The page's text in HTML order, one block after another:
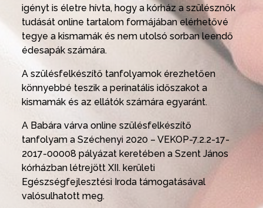
igényt is életre hívta, hogy a kórház a szülésznők
tudását online tartalom formájában elérhetővé
tegye a kismamák és nem utolsó sorban leendő
édesapák számára.
A szülésfelkészítő tanfolyamok érezhetően
könnyebbé teszik a perinatális időszakot a
kismamák és az ellátók számára egyaránt.
A Babára várva online szülésfelkészítő
tanfolyam a Széchenyi 2020 – VEKOP-7.2.2-17-
2017-00008 pályázat keretében a Szent János
kórházban létrejött XII. kerületi
Egészségfejlesztési Iroda támogatásával
valósulhatott meg.